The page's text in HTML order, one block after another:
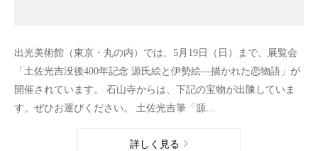
出光美術館（東京・丸の内）では、5月19日（日）まで、展覧会
「土佐光吉没後400年記念 源氏絵と伊勢絵―描かれた恋物語」が
開催されています。 石山寺からは、下記の宝物が出陳していま
す。ぜひお運びください。 土佐光吉筆「源…
詳しく見る